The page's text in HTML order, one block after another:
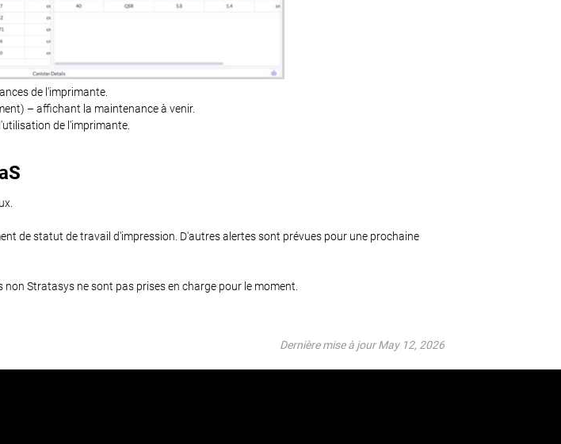
de l'imprimante.
– affichant la maintenance à venir.
de l'imprimante.
de statut de travail d'impression. D'autres alertes sont prévues pour une prochaine
Stratasys ne sont pas prises en charge pour le moment.
Dernière mise à jour May 12, 2026